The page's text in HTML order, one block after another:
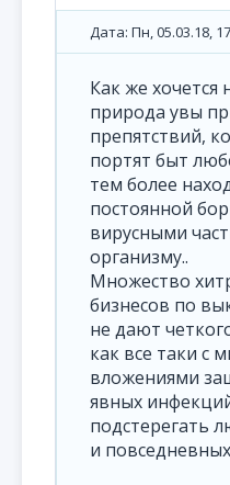
Дата: Пн, 05.03.18,
Как же хочется
природа увы
препятствий,
портят быт
тем более
постоянной
вирусными
организму..
Множество
бизнесов по
не дают
как все таки с
вложениями
явных
подстерегать
и